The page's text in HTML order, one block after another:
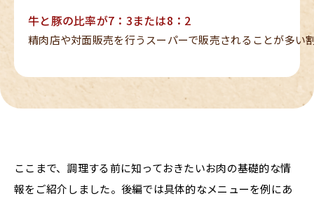
牛と豚の比率が7：3または8：2
精肉店や対面販売を行うスーパーで販売されることが多い
ここまで、調理する前に知っておきたいお肉の基礎的な情
報をご紹介しました。後編では具体的なメニューを例にあ